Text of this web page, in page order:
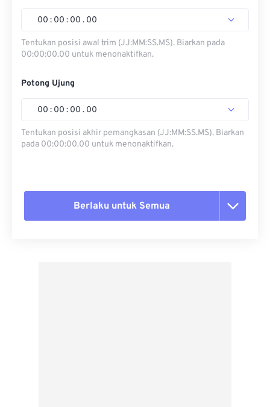
00 : 00 : 00 . 00
Tentukan posisi awal trim (JJ:MM:SS.MS). Biarkan pada
00:00:00.00 untuk menonaktifkan.
Potong Ujung
00 : 00 : 00 . 00
Tentukan posisi akhir pemangkasan (JJ:MM:SS.MS). Biarkan
pada 00:00:00.00 untuk menonaktifkan.
Berlaku untuk Semua